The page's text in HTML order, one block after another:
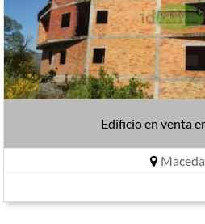
Edificio en venta
Maceda